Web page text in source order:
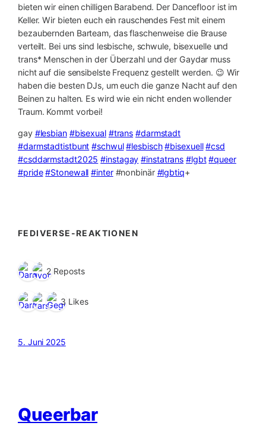
bieten wir einen chilligen Barabend. Der Dancefloor ist im
Keller. Wir bieten euch ein rauschendes Fest mit einem
bezaubernden Barteam, das flaschenweise die Brause
verteilt. Bei uns sind lesbische, schwule, bisexuelle und
trans* Menschen in der Überzahl und der Gaydar muss
nicht auf die sensibelste Frequenz gestellt werden. 😉 Wir
haben die besten DJs, um euch die ganze Nacht auf den
Beinen zu halten. Es wird wie ein nicht enden wollender
Traum. Kommt vorbei!
gay #lesbian #bisexual #trans #darmstadt
#darmstadtistbunt #schwul #lesbisch #bisexuell #csd
#csddarmstadt2025 #instagay #instatrans #lgbt #queer
#pride #Stonewall #inter#nonbinär #lgbtiq+
FEDIVERSE-REAKTIONEN
2 Reposts
3 Likes
5. Juni 2025
Queerbar